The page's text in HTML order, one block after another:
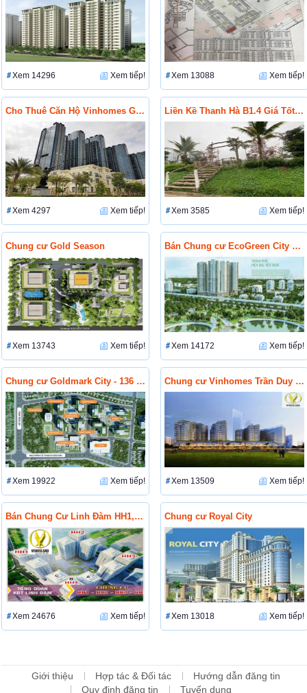
Xem 14296 Xem tiếp! Xem 13088 Xem tiếp!
Cho Thuê Căn Hộ Vinhomes Golden River Ba Son Giá Tốt Nhất
Xem 4297 Xem tiếp!
Liền Kề Thanh Hà B1.4 Giá Tốt Nhất
Xem 3585 Xem tiếp!
Chung cư Gold Season
Xem 13743 Xem tiếp!
Bán Chung cư EcoGreen City Nguyễn Xiển Giá Gốc
Xem 14172 Xem tiếp!
Chung cư Goldmark City - 136 Hồ Tùng Mậu
Xem 19922 Xem tiếp!
Chung cư Vinhomes Trần Duy Hưng
Xem 13509 Xem tiếp!
Bán Chung Cư Linh Đàm HH1, HH2, HH3, VP7 Giá Rẻ Nhất
Xem 24676 Xem tiếp!
Chung cư Royal City
Xem 13018 Xem tiếp!
Giới thiệu Hợp tác & Đối tác
Hướng dẫn đăng tin
Quy định đăng tin
Tuyển dụng